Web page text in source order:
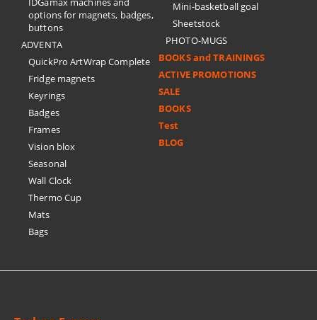
options for magnets, badges,
buttons
ADVENTA
QuickPro ArtWrap Complete
Fridge magnets
Keyrings
Badges
Frames
Vision blox
Seasonal
Wall Clock
Thermo Cup
Mats
Bags
Mini-basketball goal
Sheetstock
PHOTO-MUGS
BOOKS and TRAININGS
ACTIVE PROMOTIONS
SALE
BOOKS
Test
BLOG